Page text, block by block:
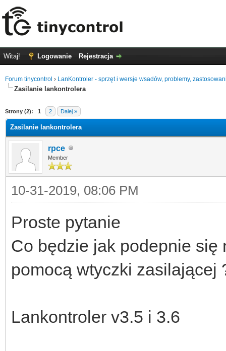
Witaj! Logowanie Rejestracja
Forum tinycontrol › LanKontroler - sprzęt i wersje wsadów, problemy,
Zasilanie lankontrolera
Strony (2): 1 2 Dalej »
Zasilanie lankontrolera
rpce
Member
10-31-2019, 08:06 PM
Proste pytanie
Co będzie jak podepnie
pomocą wtyczki zasilającej
Lankontroler v3.5 i 3.6